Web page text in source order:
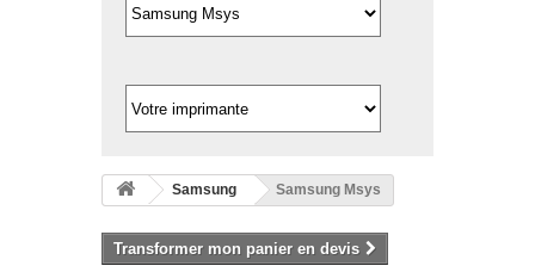
Samsung Samsung Msys
Transformer mon panier en devis